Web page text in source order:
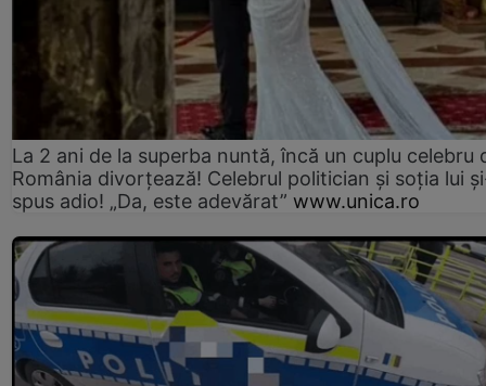
La 2 ani de la superba nuntă, încă un cuplu celebru
România divorțează! Celebrul politician și soția lui
spus adio! „Da, este adevărat” www.unica.ro